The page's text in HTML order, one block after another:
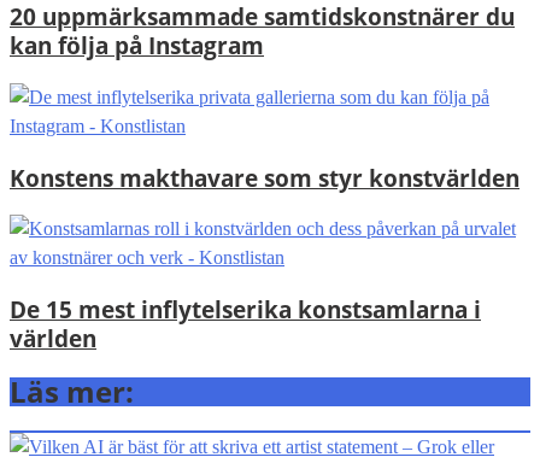
20 uppmärksammade samtidskonstnärer du
kan följa på Instagram
Konstens makthavare som styr konstvärlden
De 15 mest inflytelserika konstsamlarna i
världen
Läs mer: